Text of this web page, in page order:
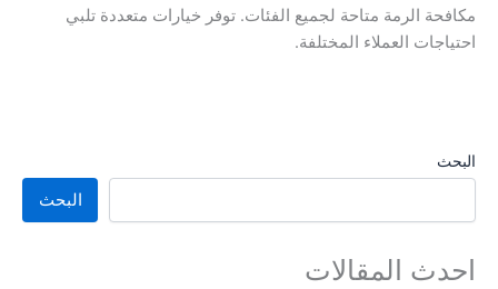
مكافحة الرمة متاحة لجميع الفئات. توفر خيارات متعددة تلبي
احتياجات العملاء المختلفة.
البحث
البحث
احدث المقالات